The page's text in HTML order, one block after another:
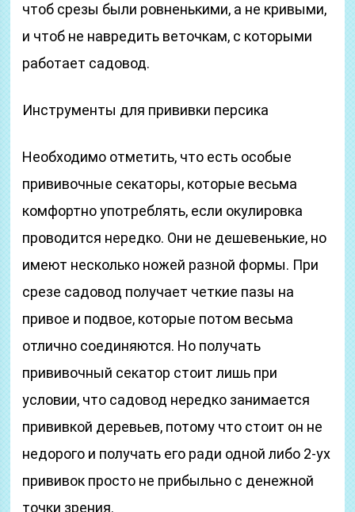
чтоб срезы были ровненькими, а не кривыми,
и чтоб не навредить веточкам, с которыми
работает садовод.
Инструменты для прививки персика
Необходимо отметить, что есть особые
прививочные секаторы, которые весьма
комфортно употреблять, если окулировка
проводится нередко. Они не дешевенькие, но
имеют несколько ножей разной формы. При
срезе садовод получает четкие пазы на
привое и подвое, которые потом весьма
отлично соединяются. Но получать
прививочный секатор стоит лишь при
условии, что садовод нередко занимается
прививкой деревьев, потому что стоит он не
недорого и получать его ради одной либо 2-ух
прививок просто не прибыльно с денежной
точки зрения.